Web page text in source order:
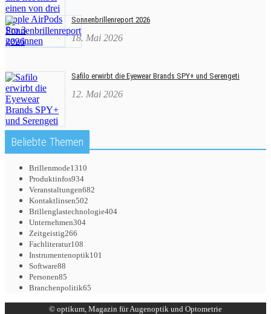
Sonnenbrillenreport 2026
18. Mai 2026
Safilo erwirbt die Eyewear Brands SPY+ und Serengeti
12. Mai 2026
Beliebte Themen
Brillenmode1310
Produktinfos934
Veranstaltungen682
Kontaktlinsen502
Brillenglastechnologie404
Unternehmen304
Zeitgeistig266
Fachliteratur108
Instrumentenoptik101
Software88
Personen85
Branchenpolitik65
© optikum, Magazin für Augenoptik und Optometrie